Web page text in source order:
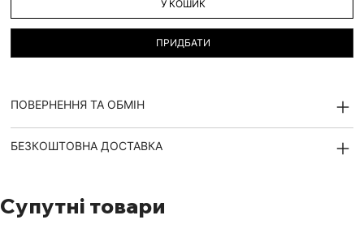
У КОШИК
ПРИДБАТИ
ПОВЕРНЕННЯ ТА ОБМІН
БЕЗКОШТОВНА ДОСТАВКА
Супутні товари